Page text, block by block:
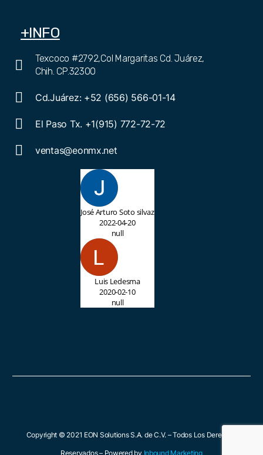
+INFO
Texcoco #2792,Col Margaritas Cd. Juárez,
Chih. CP.32300
Cd.Juárez: +52 (656) 566-01-14
El Paso Tx. +1(915) 772-72-72
ventas@eonmx.net
José Arturo Soto silvaz
Copyright © 2021 EON Solutions S.A. de C.V. – Todos Los Derechos
Reservados – Powered by Inbound Marketing